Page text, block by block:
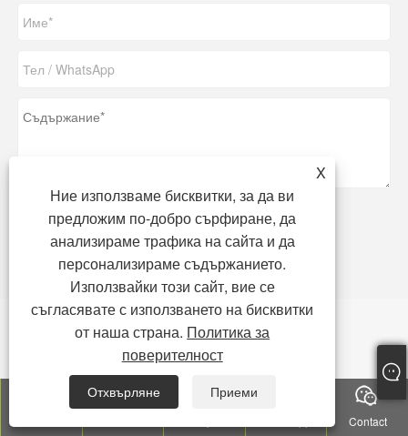
Изпращане
КОМПАНИЯ
Представяне на компанията
Contact
X
Ние използваме бисквитки, за да ви
предложим по-добро сърфиране, да
анализираме трафика на сайта и да
персонализираме съдържанието.
Използвайки този сайт, вие се
съгласявате с използването на бисквитки
от наша страна. Политика за
поверителност
Отхвърляне Приеми